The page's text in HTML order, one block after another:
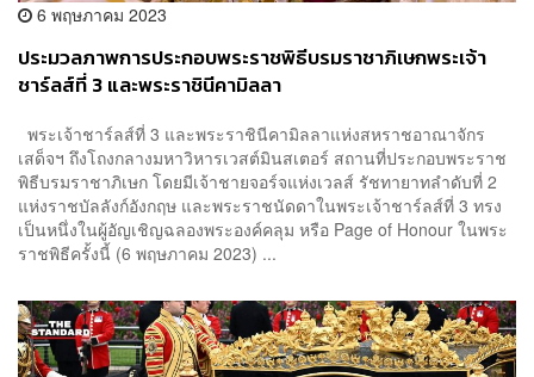
6 พฤษภาคม 2023
ประมวลภาพการประกอบพระราชพิธีบรมราชาภิเษกพระเจ้า
ชาร์ลส์ที่ 3 และพระราชินีคามิลลา
พระเจ้าชาร์ลส์ที่ 3 และพระราชินีคามิลลาแห่งสหราชอาณาจักร
เสด็จฯ ถึงโถงกลางมหาวิหารเวสต์มินสเตอร์ สถานที่ประกอบพระราช
พิธีบรมราชาภิเษก โดยมีเจ้าชายจอร์จแห่งเวลส์ รัชทายาทลำดับที่ 2
แห่งราชบัลลังก์อังกฤษ และพระราชนัดดาในพระเจ้าชาร์ลส์ที่ 3 ทรง
เป็นหนึ่งในผู้อัญเชิญฉลองพระองค์คลุม หรือ Page of Honour ในพระ
ราชพิธีครั้งนี้ (6 พฤษภาคม 2023) ...